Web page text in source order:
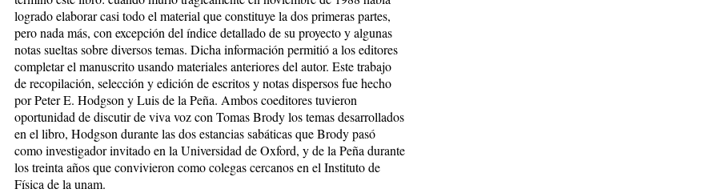
logrado elaborar casi todo el material que constituye la dos primeras partes,
pero nada más, con excepción del índice detallado de su proyecto y algunas
notas sueltas sobre diversos temas. Dicha información permitió a los editores
completar el manuscrito usando materiales anteriores del autor. Este trabajo
de recopilación, selección y edición de escritos y notas dispersos fue hecho
por Peter E. Hodgson y Luis de la Peña. Ambos coeditores tuvieron
oportunidad de discutir de viva voz con Tomas Brody los temas desarrollados
en el libro, Hodgson durante las dos estancias sabáticas que Brody pasó
como investigador invitado en la Universidad de Oxford, y de la Peña durante
los treinta años que convivieron como colegas cercanos en el Instituto de
Física de la unam.